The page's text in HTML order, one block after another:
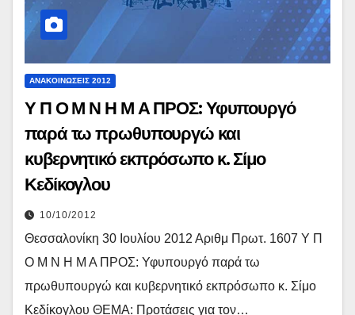
ΑΝΑΚΟΙΝΏΣΕΙΣ 2012
Υ Π Ο Μ Ν Η Μ Α ΠΡΟΣ: Υφυπουργό
παρά τω πρωθυπουργώ και
κυβερνητικό εκπρόσωπο κ. Σίμο
Κεδίκογλου
10/10/2012
Θεσσαλονίκη 30 Ιουλίου 2012 Αριθμ Πρωτ. 1607 Υ Π
Ο Μ Ν Η Μ Α ΠΡΟΣ: Υφυπουργό παρά τω
πρωθυπουργώ και κυβερνητικό εκπρόσωπο κ. Σίμο
Κεδίκογλου ΘΕΜΑ: Προτάσεις για τον…